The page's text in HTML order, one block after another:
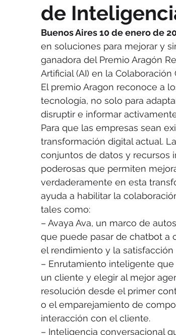
de
Buenos Aires 10 de enero de
en soluciones para mejorar y
ganadora del Premio Aragón
Artificial (AI) en la
El premio Aragon reconoce a
tecnología, no solo para
disruptir e informar
Para que las empresas sean
transformación digital actual.
conjuntos de datos y recursos
poderosas que permiten
verdaderamente en esta
ayuda a habilitar la
tales como:
– Avaya Ava, un marco de
que puede pasar de chatbot a
el rendimiento y la
– Enrutamiento inteligente
un cliente y elegir al mejor
resolución desde el primer
o el emparejamiento de
interacción con el cliente.
– Inteligencia conversacional